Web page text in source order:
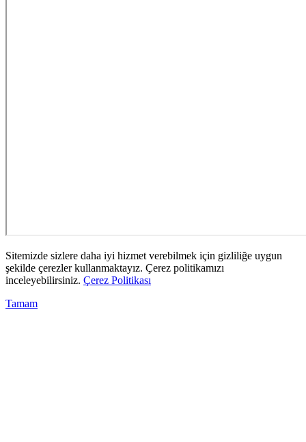
Sitemizde sizlere daha iyi hizmet verebilmek için gizliliğe uygun
şekilde çerezler kullanmaktayız. Çerez politikamızı
inceleyebilirsiniz. Çerez Politikası
Tamam